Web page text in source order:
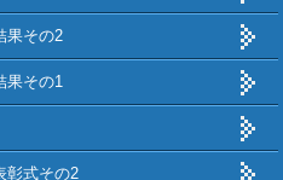
果その2
果その1
彰式その2